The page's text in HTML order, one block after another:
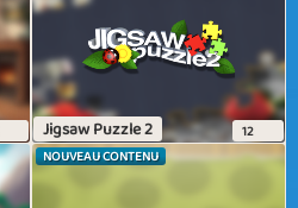
Jigsaw Puzzle 2
12
NOUVEAU CONTENU